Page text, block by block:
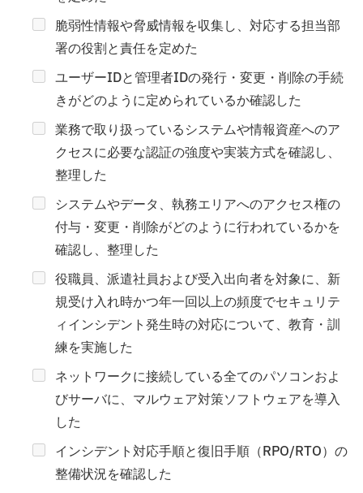
脆弱性情報や脅威情報を収集し、対応する担当部
署の役割と責任を定めた
ユーザーIDと管理者IDの発行・変更・削除の手続
きがどのように定められているか確認した
業務で取り扱っているシステムや情報資産へのア
クセスに必要な認証の強度や実装方式を確認し、
整理した
システムやデータ、執務エリアへのアクセス権の
付与・変更・削除がどのように行われているかを
確認し、整理した
役職員、派遣社員および受入出向者を対象に、新
規受け入れ時かつ年一回以上の頻度でセキュリテ
ィインシデント発生時の対応について、教育・訓
練を実施した
ネットワークに接続している全てのパソコンおよ
びサーバに、マルウェア対策ソフトウェアを導入
した
インシデント対応手順と復旧手順（RPO/RTO）の
整備状況を確認した